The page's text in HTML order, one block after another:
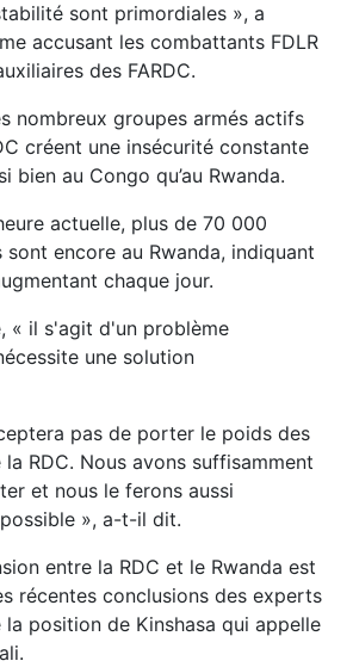
sont primordiales », a
accusant les combattants FDLR
des FARDC.
nombreux groupes armés actifs
créent une insécurité constante
bien au Congo qu’au Rwanda.
actuelle, plus de 70 000
encore au Rwanda, indiquant
chaque jour.
« il s'agit d'un problème
une solution
pas de porter le poids des
RDC. Nous avons suffisamment
et nous le ferons aussi
», a-t-il dit.
entre la RDC et le Rwanda est
récentes conclusions des experts
la position de Kinshasa qui appelle